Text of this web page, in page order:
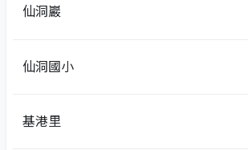
仙洞巖
仙洞國小
基港里